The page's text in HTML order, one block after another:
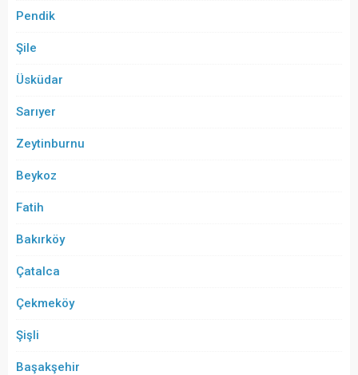
Pendik
Şile
Üsküdar
Sarıyer
Zeytinburnu
Beykoz
Fatih
Bakırköy
Çatalca
Çekmeköy
Şişli
Başakşehir